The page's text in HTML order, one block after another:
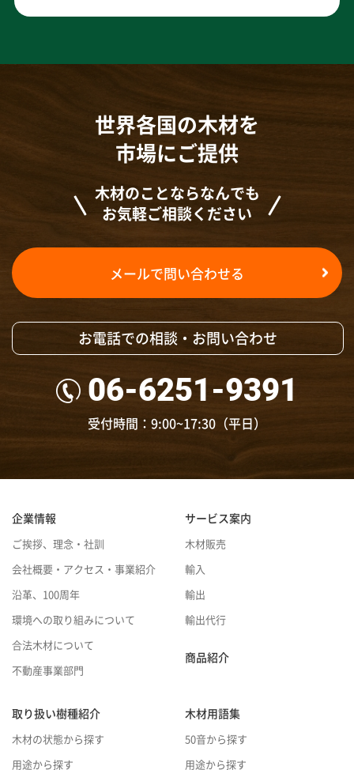
世界各国の木材を
市場にご提供
木材のことならなんでも
お気軽ご相談ください
お電話での相談・お問い合わせ
06-6251-9391
受付時間：9:00~17:30（平日）
メールで問い合わせる
企業情報
ご挨拶、理念・社訓
会社概要・アクセス・事業紹介
沿革、100周年
環境への取り組みについて
合法木材について
不動産事業部門
サービス案内
木材販売
輸入
輸出
輸出代行
商品紹介
取り扱い樹種紹介
木材の状態から探す
用途から探す
木材用語集
50音から探す
用途から探す